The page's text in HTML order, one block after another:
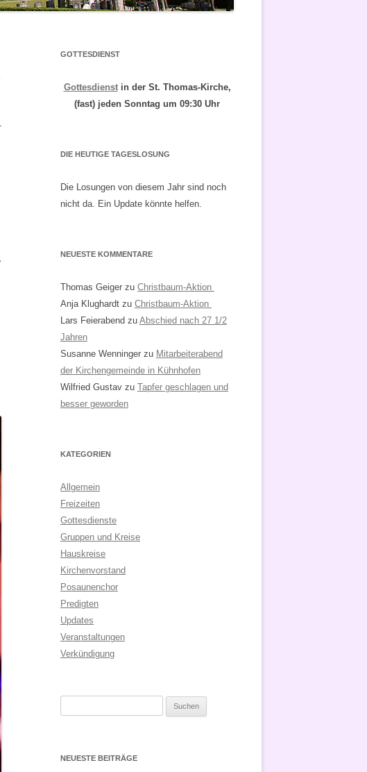
GOTTESDIENST
Gottesdienstin der St. Thomas-Kirche,
(fast) jeden Sonntag um 09:30 Uhr
DIE HEUTIGE TAGESLOSUNG
Die Losungen von diesem Jahr sind noch
nicht da. Ein Update könnte helfen.
NEUESTE KOMMENTARE
Thomas Geiger zu Christbaum-Aktion
Anja Klughardt zu Christbaum-Aktion
Lars Feierabend zu Abschied nach 27 1/2
Jahren
Susanne Wenninger zu Mitarbeiterabend
der Kirchengemeinde in Kühnhofen
Wilfried Gustav zu Tapfer geschlagen und
besser geworden
KATEGORIEN
Allgemein
Freizeiten
Gottesdienste
Gruppen und Kreise
Hauskreise
Kirchenvorstand
Posaunenchor
Predigten
Updates
Veranstaltungen
Verkündigung
NEUESTE BEITRÄGE